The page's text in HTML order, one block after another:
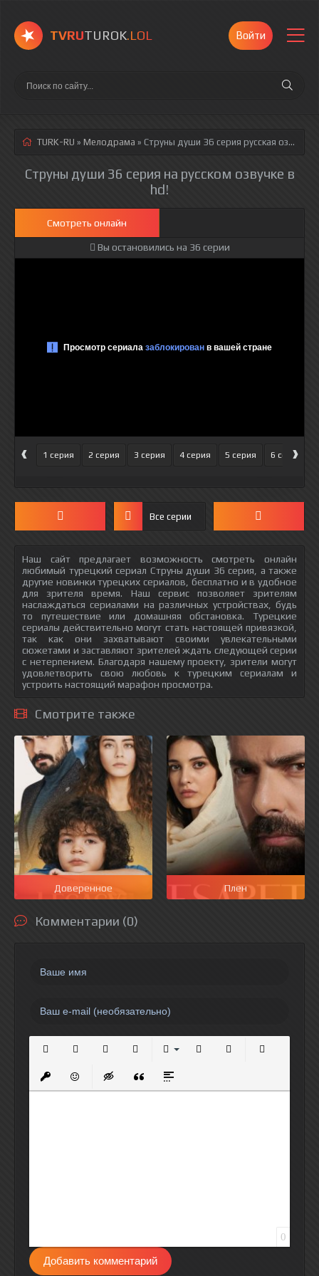
TVRUTUROK.LOL Войти
TURK-RU » Мелодрама » Струны души 36 серия русская озвучка полностью смотреть онлайн!
Струны души 36 серия на русском озвучке в
hd!
Смотреть онлайн
Вы остановились на 36 серии
‹ 1 серия 2 серия 3 серия 4 серия 5 серия 6 серия
›
Все серии
Наш сайт предлагает возможность смотреть онлайн
любимый турецкий сериал Струны души 36 серия, а также
другие новинки турецких сериалов, бесплатно и в удобное
для зрителя время. Наш сервис позволяет зрителям
наслаждаться сериалами на различных устройствах, будь
то путешествие или домашняя обстановка. Турецкие
сериалы действительно могут стать настоящей привязкой,
так как они захватывают своими увлекательными
сюжетами и заставляют зрителей ждать следующей серии
с нетерпением. Благодаря нашему проекту, зрители могут
удовлетворить свою любовь к турецким сериалам и
устроить настоящий марафон просмотра.
Смотрите также
Доверенное Плен
Комментарии (0)
Вставить защищенную ссылку
Вставить смайлик
Вставка скрытого текста
Вставка цитаты
Вставка спойлера
0
Добавить комментарий